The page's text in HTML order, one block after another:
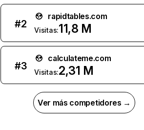
#2
rapidtables.com
Visitas:11,8 M
#3
calculateme.com
Visitas:2,31 M
Ver más competidores →